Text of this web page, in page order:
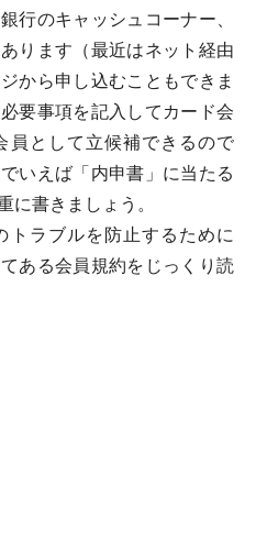
行のキャッシュコーナー、
ります（最近はネット経由
から申し込むこともできま
要事項を記入してカード会
員として立候補できるので
いえば「内申書」に当たる
に書きましょう。
トラブルを防止するために
ある会員規約をじっくり読